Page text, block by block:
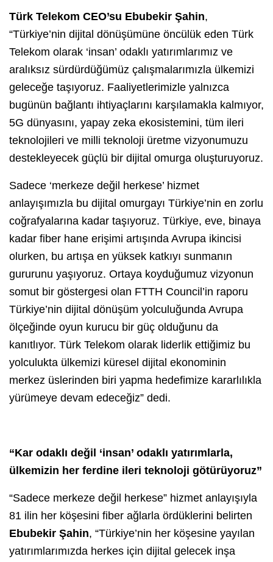
Türk Telekom CEO’su Ebubekir Şahin,
“Türkiye’nin dijital dönüşümüne öncülük eden Türk
Telekom olarak ‘insan’ odaklı yatırımlarımız ve
aralıksız sürdürdüğümüz çalışmalarımızla ülkemizi
geleceğe taşıyoruz. Faaliyetlerimizle yalnızca
bugünün bağlantı ihtiyaçlarını karşılamakla kalmıyor,
5G dünyasını, yapay zeka ekosistemini, tüm ileri
teknolojileri ve milli teknoloji üretme vizyonumuzu
destekleyecek güçlü bir dijital omurga oluşturuyoruz.
Sadece ‘merkeze değil herkese’ hizmet
anlayışımızla bu dijital omurgayı Türkiye’nin en zorlu
coğrafyalarına kadar taşıyoruz. Türkiye, eve, binaya
kadar fiber hane erişimi artışında Avrupa ikincisi
olurken, bu artışa en yüksek katkıyı sunmanın
gururunu yaşıyoruz. Ortaya koyduğumuz vizyonun
somut bir göstergesi olan FTTH Council’in raporu
Türkiye’nin dijital dönüşüm yolculuğunda Avrupa
ölçeğinde oyun kurucu bir güç olduğunu da
kanıtlıyor. Türk Telekom olarak liderlik ettiğimiz bu
yolculukta ülkemizi küresel dijital ekonominin
merkez üslerinden biri yapma hedefimize kararlılıkla
yürümeye devam edeceğiz” dedi.
“Kar odaklı değil ‘insan’ odaklı yatırımlarla,
ülkemizin her ferdine ileri teknoloji götürüyoruz”
“Sadece merkeze değil herkese” hizmet anlayışıyla
81 ilin her köşesini fiber ağlarla ördüklerini belirten
Ebubekir Şahin, “Türkiye’nin her köşesine yayılan
yatırımlarımızda herkes için dijital gelecek inşa